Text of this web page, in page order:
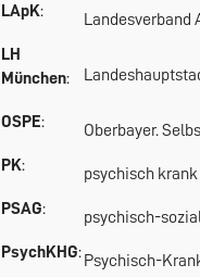
LApK:
LH
München:
OSPE:
Oberbayer.
PK:
psychisch
PSAG:
psychisch-
PsychKHG: Psychisch-